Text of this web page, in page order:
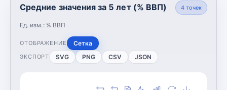
Средние значения за 5 лет (% ВВП)
Ед. изм.: % ВВП
4точек
ОТОБРАЖЕНИЕ Сетка
ЭКСПОРТ SVG PNG CSV JSON